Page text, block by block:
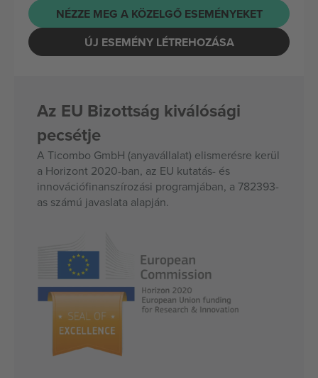
NÉZZE MEG A KÖZELGŐ ESEMÉNYEKET
ÚJ ESEMÉNY LÉTREHOZÁSA
Az EU Bizottság kiválósági
pecsétje
A Ticombo GmbH (anyavállalat) elismerésre kerül
a Horizont 2020-ban, az EU kutatás- és
innovációfinanszírozási programjában, a 782393-
as számú javaslata alapján.